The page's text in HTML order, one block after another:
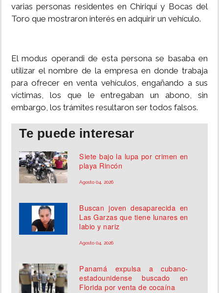
varias personas residentes en Chiriquí y Bocas del
Toro que mostraron interés en adquirir un vehículo.
El modus operandi de esta persona se basaba en
utilizar el nombre de la empresa en donde trabaja
para ofrecer en venta vehículos, engañando a sus
víctimas, los que le entregaban un abono, sin
embargo, los trámites resultaron ser todos falsos.
Te puede interesar
Siete bajo la lupa por crimen en
playa Rincón
Agosto 04, 2026
Buscan joven desaparecida en
Las Garzas que tiene lunares en
labio y nariz
Agosto 04, 2026
Panamá expulsa a cubano-
estadounidense buscado en
Florida por venta de cocaína